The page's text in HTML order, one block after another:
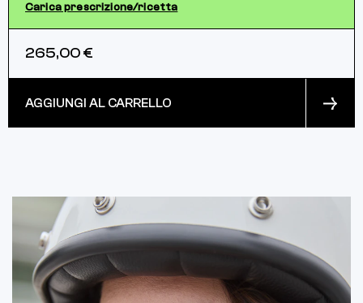
Carica prescrizione/ricetta
265,00 €
AGGIUNGI AL CARRELLO